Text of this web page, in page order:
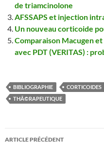
de triamcinolone
AFSSAPS et injection
Un nouveau corticoide
Comparaison Macugen
avec PDT (VERITAS) :
BIBLIOGRAPHIE CORTICOIDES
THÃ©RAPEUTIQUE
Navigation
ARTICLE PRÉCÉDENT